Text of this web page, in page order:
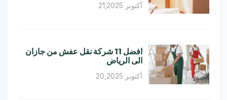
أكتوبر 21,2025
افضل 11 شركة نقل عفش من جازان
الى الرياض
أكتوبر 20,2025